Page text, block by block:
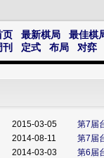
页 最新棋局
最佳棋
刊
定式 布局 对弈
2015-03-05
第7届
2014-08-11
第7届
2014-03-03
第6届